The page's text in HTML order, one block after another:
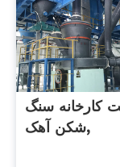
کارخانه سنگ
شکن آهک,